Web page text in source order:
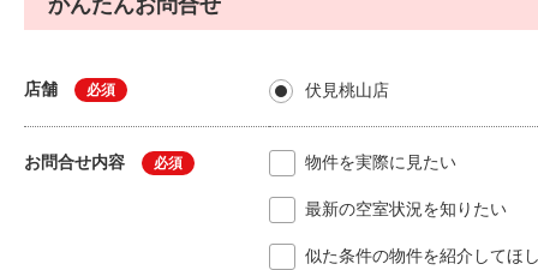
かんたんお問合せ
店舗 必須 伏見桃山店
お問合せ内容 必須 物件を実際に見たい
最新の空室状況を知りたい
似た条件の物件を紹介してほ